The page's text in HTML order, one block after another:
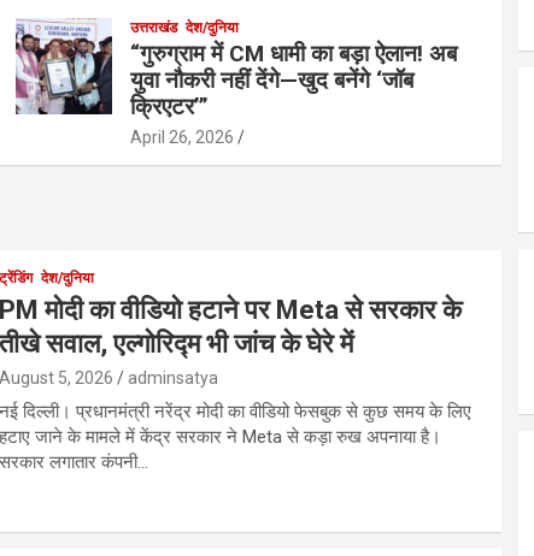
उत्तराखंड देश/दुनिया
“गुरुग्राम में CM धामी का बड़ा ऐलान! अब
युवा नौकरी नहीं देंगे—खुद बनेंगे ‘जॉब
क्रिएटर’”
April 26, 2026
ट्रेंडिंग देश/दुनिया
PM मोदी का वीडियो हटाने पर Meta से सरकार के
तीखे सवाल, एल्गोरिद्म भी जांच के घेरे में
August 5, 2026 adminsatya
नई दिल्ली। प्रधानमंत्री नरेंद्र मोदी का वीडियो फेसबुक से कुछ समय के लिए
हटाए जाने के मामले में केंद्र सरकार ने Meta से कड़ा रुख अपनाया है।
सरकार लगातार कंपनी…